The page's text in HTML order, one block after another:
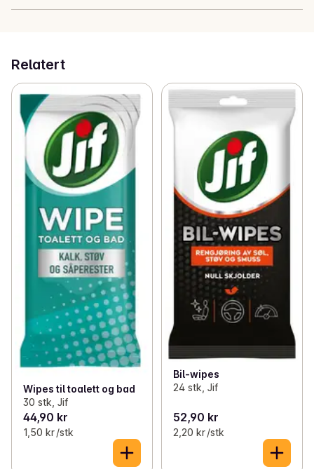
Relatert
Wipes til toalett og bad
30 stk, Jif
44,90 kr
1,50 kr /stk
Bil-wipes
24 stk, Jif
52,90 kr
2,20 kr /stk